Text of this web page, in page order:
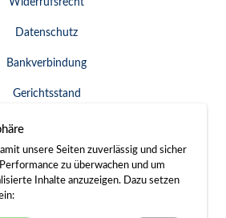
Widerrufsrecht
Datenschutz
Bankverbindung
Gerichtsstand
erklären
& KONTAKT
unsere Seiten zuverlässig und sicher
zu überwachen und um
Inhalte anzuzeigen. Dazu setzen